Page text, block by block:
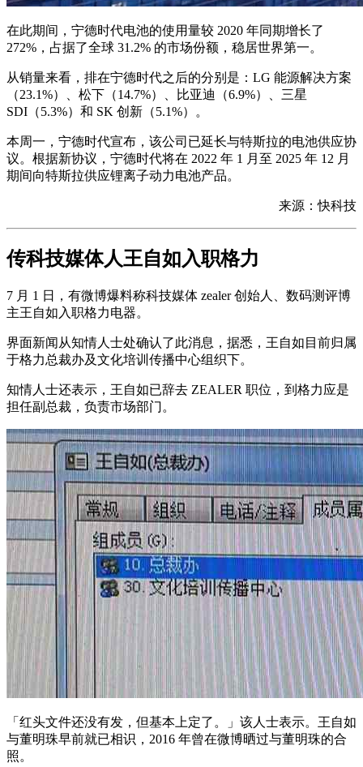
在此期间，宁德时代电池的使用量较 2020 年同期增长了
272%，占据了全球 31.2% 的市场份额，稳居世界第一。
从销量来看，排在宁德时代之后的分别是：LG 能源解决方案
（23.1%）、松下（14.7%）、比亚迪（6.9%）、三星
SDI（5.3%）和 SK 创新（5.1%）。
本周一，宁德时代宣布，该公司已延长与特斯拉的电池供应协
议。根据新协议，宁德时代将在 2022 年 1 月至 2025 年 12 月
期间向特斯拉供应锂离子动力电池产品。
来源：快科技
传科技媒体人王自如入职格力
7 月 1 日，有微博爆料称科技媒体 zealer 创始人、数码测评博
主王自如入职格力电器。
界面新闻从知情人士处确认了此消息，据悉，王自如目前归属
于格力总裁办及文化培训传播中心组织下。
知情人士还表示，王自如已辞去 ZEALER 职位，到格力应是
担任副总裁，负责市场部门。
「红头文件还没有发，但基本上定了。」该人士表示。王自如
与董明珠早前就已相识，2016 年曾在微博晒过与董明珠的合
照。